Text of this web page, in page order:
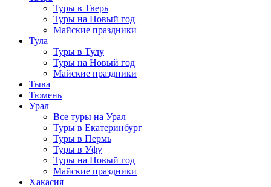
Туры в Тверь
Туры на Новый год
Майские праздники
Тула
Туры в Тулу
Туры на Новый год
Майские праздники
Тыва
Тюмень
Урал
Все туры на Урал
Туры в Екатеринбург
Туры в Пермь
Туры в Уфу
Туры на Новый год
Майские праздники
Хакасия